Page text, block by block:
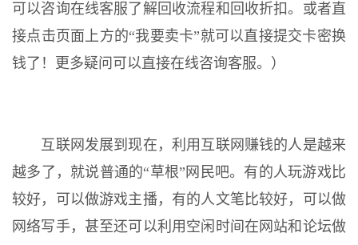
可以咨询在线客服了解回收流程和回收折扣。或者直
接点击页面上方的“我要卖卡”就可以直接提交卡密换
钱了！更多疑问可以直接在线咨询客服。）
互联网发展到现在，利用互联网赚钱的人是越来
越多了，就说普通的“草根”网民吧。有的人玩游戏比
较好，可以做游戏主播，有的人文笔比较好，可以做
网络写手，甚至还可以利用空闲时间在网站和论坛做